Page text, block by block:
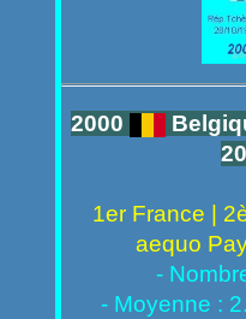
2000
1er France |
aequo
-
- Moyenne :